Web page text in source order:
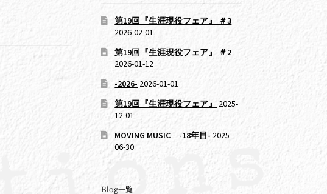
第19回『生涯現役フェア』 ＃3
2026-02-01
第19回『生涯現役フェア』 ＃2
2026-01-12
-2026- 2026-01-01
第19回『生涯現役フェア』
2025-
12-01
MOVING MUSIC -18年目- 2025-
06-30
Blog一覧